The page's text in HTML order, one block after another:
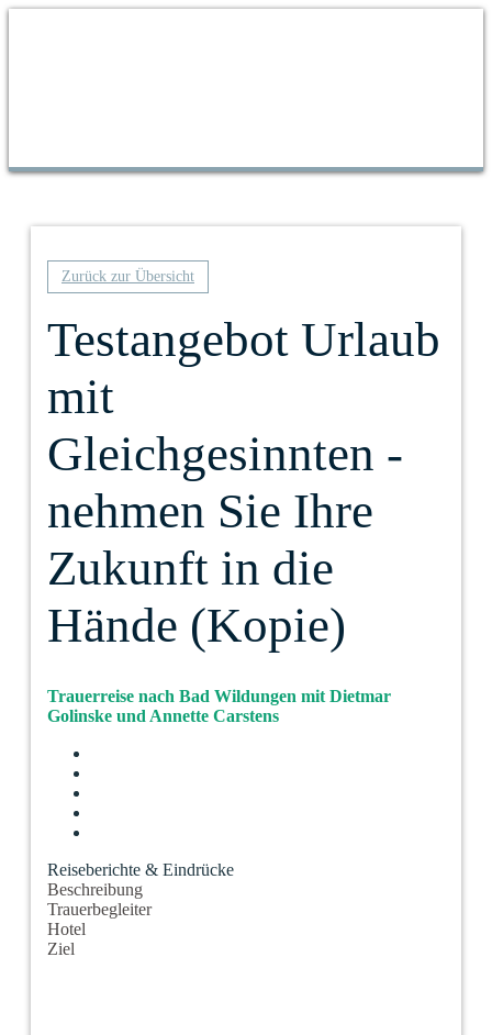
Zurück zur Übersicht
Testangebot Urlaub
mit
Gleichgesinnten -
nehmen Sie Ihre
Zukunft in die
Hände (Kopie)
Trauerreise nach Bad Wildungen mit Dietmar
Golinske und Annette Carstens
Reiseberichte & Eindrücke
Beschreibung
Trauerbegleiter
Hotel
Ziel